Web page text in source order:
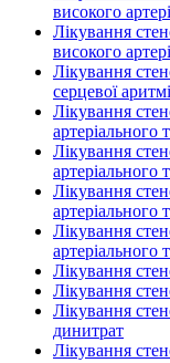
високого
Лікування
високого
Лікування
серцевої
Лікування
артеріального
Лікування
Лікування
артеріального
Лікування
артеріального
Лікування
Лікування
Лікування
динитрат
Лікування